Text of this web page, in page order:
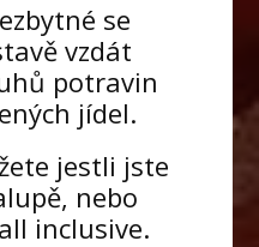
se
vzdát
potravin
jídel.
jestli jste
nebo
inclusive.